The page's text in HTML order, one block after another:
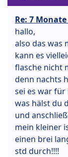
Re: 7
hallo,
also das was
kann es
flasche nicht
denn nachts
sei es war
was hälst du
und
mein kleiner
einen brei
std durch!!!!